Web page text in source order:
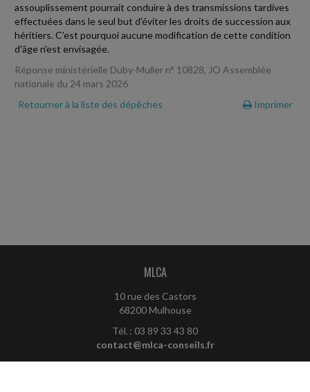
assouplissement pourrait conduire à des transmissions tardives
effectuées dans le seul but d'éviter les droits de succession aux
héritiers. C'est pourquoi aucune modification de cette condition
d'âge n'est envisagée.
Réponse ministérielle Duby-Muller n° 10828, JO Assemblée
nationale du 24 mars 2026
Retourner à la liste des dépêches
Imprimer
MLCA
10 rue des Castors
68200 Mulhouse
Tél. : 03 89 33 43 80
contact@mlca-conseils.fr